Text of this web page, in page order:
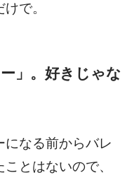
で。
」。好きじゃな
なる前からバレ
とはないので、